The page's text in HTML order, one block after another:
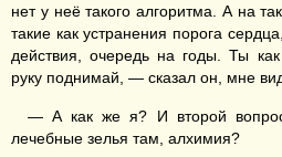
нет у неё такого алгоритма. А на
такие как устранения порога
действия, очередь на годы. Ты
руку поднимай, — сказал он, мне
— А как же я? И второй
лечебные зелья там, алхимия?